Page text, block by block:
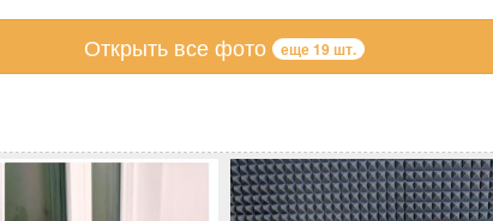
Открыть все фото еще 19 шт.